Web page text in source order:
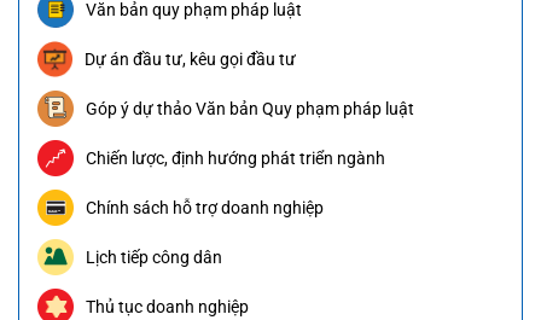
Văn bản quy phạm pháp luật
Dự án đầu tư, kêu gọi đầu tư
Góp ý dự thảo Văn bản Quy phạm pháp luật
Chiến lược, định hướng phát triển ngành
Chính sách hỗ trợ doanh nghiệp
Lịch tiếp công dân
Thủ tục doanh nghiệp